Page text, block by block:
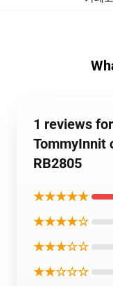
1 reviews
TommyInnit
RB2805
★★★★★
★★★★☆
★★★☆☆
★★☆☆☆